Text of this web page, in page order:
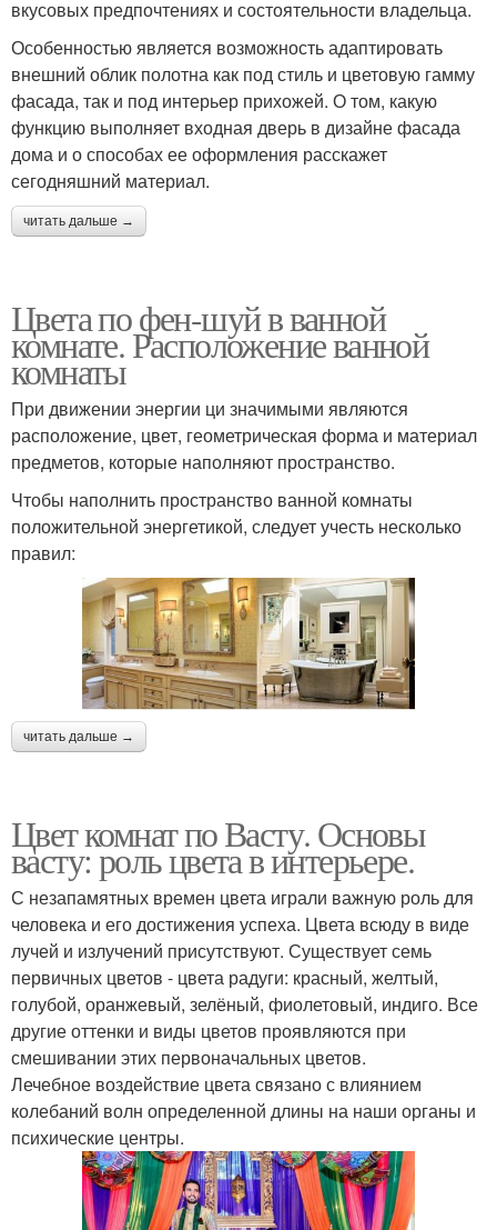
вкусовых предпочтениях и состоятельности владельца.
Особенностью является возможность адаптировать
внешний облик полотна как под стиль и цветовую гамму
фасада, так и под интерьер прихожей. О том, какую
функцию выполняет входная дверь в дизайне фасада
дома и о способах ее оформления расскажет
сегодняшний материал.
читать дальше →
Цвета по фен-шуй в ванной
комнате. Расположение ванной
комнаты
При движении энергии ци значимыми являются
расположение, цвет, геометрическая форма и материал
предметов, которые наполняют пространство.
Чтобы наполнить пространство ванной комнаты
положительной энергетикой, следует учесть несколько
правил:
читать дальше →
Цвет комнат по Васту. Основы
васту: роль цвета в интерьере.
С незапамятных времен цвета играли важную роль для
человека и его достижения успеха. Цвета всюду в виде
лучей и излучений присутствуют. Существует семь
первичных цветов - цвета радуги: красный, желтый,
голубой, оранжевый, зелёный, фиолетовый, индиго. Все
другие оттенки и виды цветов проявляются при
смешивании этих первоначальных цветов.
Лечебное воздействие цвета связано с влиянием
колебаний волн определенной длины на наши органы и
психические центры.